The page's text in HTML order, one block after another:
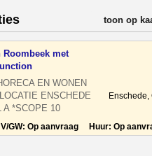
verfijn
toon op
Roombeek met
EN WONEN
ENSCHEDE
A *SCOPE 10
CAT. 1 TE KOOP
EN
Enschede,
GW: Op aanvraag Huur: Op